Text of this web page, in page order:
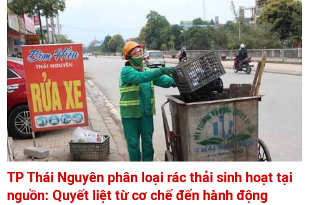
TP Thái Nguyên phân loại rác thải sinh hoạt tại
nguồn: Quyết liệt từ cơ chế đến hành động